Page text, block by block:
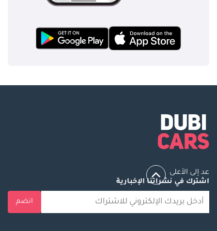
عد إلى الأعلى
اشترك في نشراتنا الإخبارية
انضم